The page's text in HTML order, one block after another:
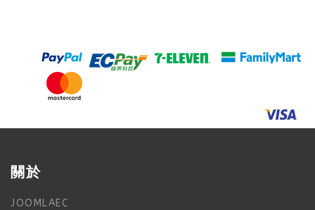
關於
JOOMLAEC